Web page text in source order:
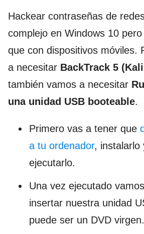
Hackear contraseñas de
complejo en Windows 10
que con dispositivos móviles.
a necesitar BackTrack 5
también vamos a necesitar
una unidad USB booteable.
Primero vas a tener que
a tu ordenador, instalarlo
ejecutarlo.
Una vez ejecutado
insertar nuestra unidad
puede ser un DVD virgen.